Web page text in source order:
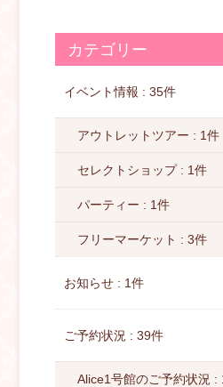
カテゴリー
イベント情報 : 35件
アウトレットツアー : 1件
セレクトショップ : 1件
パーティー : 1件
フリーマーケット : 3件
お知らせ : 1件
ご予約状況 : 39件
Alice1号館のご予約状況 :